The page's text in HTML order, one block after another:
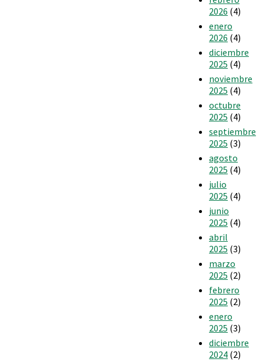
2026 (4)
enero
2026 (4)
diciembre
2025 (4)
noviembre
2025 (4)
octubre
2025 (4)
septiembre
2025 (3)
agosto
2025 (4)
julio
2025 (4)
junio
2025 (4)
abril
2025 (3)
marzo
2025 (2)
febrero
2025 (2)
enero
2025 (3)
diciembre
2024 (2)